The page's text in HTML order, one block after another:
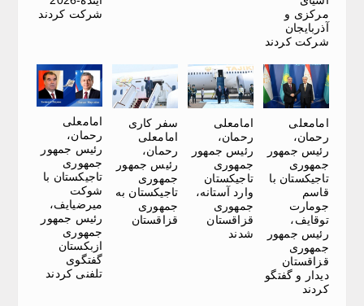
مرکزی و
آذربایجان
شرکت کردند
شرکت کردند
امامعلی
رحمان،
رئیس جمهور
جمهوری
تاجیکستان با
قاسم
جومارت
توقایف،
رئیس جمهور
جمهوری
قزاقستان
دیدار و گفتگو
کردند
امامعلی
رحمان،
رئیس جمهور
جمهوری
تاجیکستان
وارد آستانه،
جمهوری
قزاقستان
شدند
سفر کاری
امامعلی
رحمان،
رئیس جمهور
جمهوری
تاجیکستان به
جمهوری
قزاقستان
امامعلی
رحمان،
رئیس جمهور
جمهوری
تاجیکستان با
شوکت
میرضیایف،
رئیس جمهور
جمهوری
ازبکستان
گفتگوی
تلفنی کردند